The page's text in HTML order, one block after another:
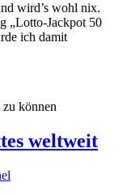
wird’s wohl nix.
„Lotto-Jackpot 50
ich damit
zu können
weltweit